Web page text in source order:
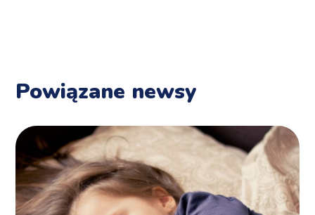
Powiązane newsy